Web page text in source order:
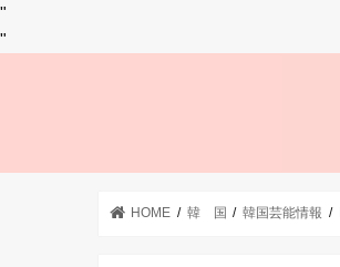
"
"
HOME 韓 国 韓国芸能情報